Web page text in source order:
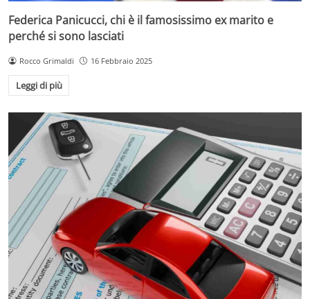
Federica Panicucci, chi è il famosissimo ex marito e
perché si sono lasciati
Rocco Grimaldi 16 Febbraio 2025
Leggi di più